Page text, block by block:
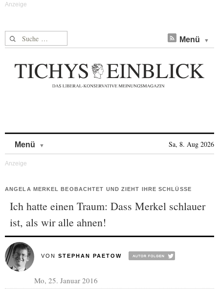
Suche nach: Menü
Menü Sa, 8. Aug 2026
ANGELA MERKEL BEOBACHTET UND ZIEHT IHRE SCHLÜSSE
Ich hatte einen Traum: Dass Merkel schlauer
ist, als wir alle ahnen!
VON STEPHAN PAETOW
Mo, 25. Januar 2016